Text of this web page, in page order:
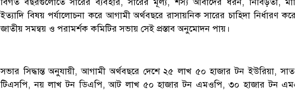
ইত্যাদি বিষয় পর্যালোচনা করে আগামী অর্থবছরে রাসায়নিক সারের চাহিদা নির্ধারণ
জাতীয় সমন্বয় ও পরামর্শক কমিটির সভায় সেই প্রস্তাব অনুমোদন পায়।
সভার সিদ্ধান্ত অনুযায়ী, আগামী অর্থবছরে দেশে ২৫ লাখ ৫০ হাজার টন ইউরিয়া,
টিএসপি, নয় লাখ টন ডিএপি, আট লাখ ৫০ হাজার টন এমওপি, ৩০ হাজার টন